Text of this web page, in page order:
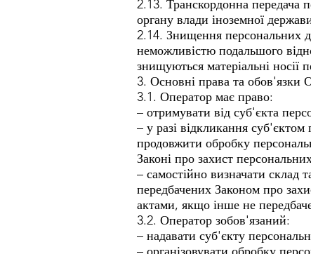
2.13. Транскордонна передача
органу влади іноземної
2.14. Знищення персональних
неможливістю подальшого
знищуються матеріальні носії
3. Основні права та обов'язки
3.1. Оператор має право:
– отримувати від суб'єкта
– у разі відкликання
продовжити обробку
Законі про захист
– самостійно визначати склад
передбачених Законом про
актами, якщо інше не
3.2. Оператор зобов'язаний:
– надавати суб'єкту